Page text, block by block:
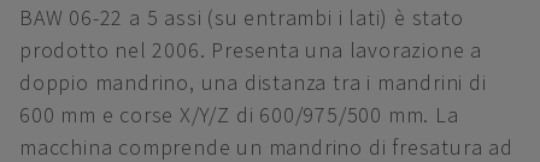
BAW 06-22 a 5 assi (su entrambi i lati) è stato
prodotto nel 2006. Presenta una lavorazione a
doppio mandrino, una distanza tra i mandrini di
600 mm e corse X/Y/Z di 600/975/500 mm. La
macchina comprende un mandrino di fresatura ad